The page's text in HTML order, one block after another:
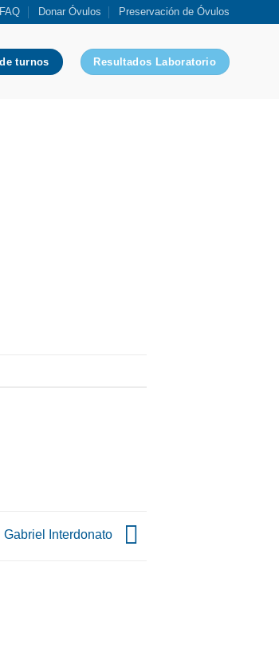
FAQ Donar Óvulos Preservación de Óvulos
turnos Resultados Laboratorio
Gabriel Interdonato